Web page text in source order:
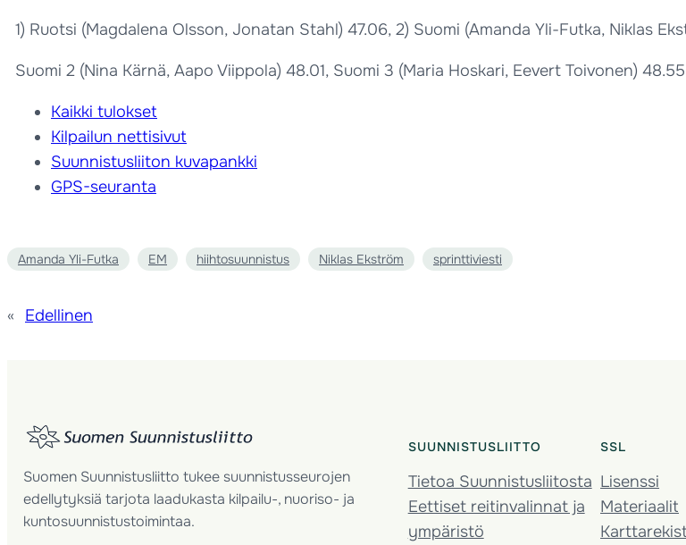
1) Ruotsi (Magdalena Olsson, Jonatan Stahl) 47.06, 2) Suomi (Amanda Yli-Futka, Niklas
Suomi 2 (Nina Kärnä, Aapo Viippola) 48.01, Suomi 3 (Maria Hoskari, Eevert Toivonen) 48.55
Kaikki tulokset
Kilpailun nettisivut
Suunnistusliiton kuvapankki
GPS-seuranta
Amanda Yli-Futka EM hiihtosuunnistus Niklas Ekström sprinttiviesti
« Edellinen
Suomen Suunnistusliitto tukee suunnistusseurojen
edellytyksiä tarjota laadukasta kilpailu-, nuoriso- ja
kuntosuunnistustoimintaa.
SUUNNISTUSLIITTO
Tietoa Suunnistusliitosta
Eettiset reitinvalinnat ja
ympäristö
SSL
Lisenssi
Materiaalit